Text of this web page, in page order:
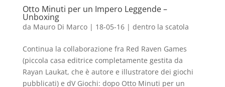
Otto Minuti per un Impero Leggende –
Unboxing
da Mauro Di Marco| 18-05-16| dentro la scatola
Continua la collaborazione fra Red Raven Games
(piccola casa editrice completamente gestita da
Rayan Laukat, che è autore e illustratore dei giochi
pubblicati) e dV Giochi: dopo Otto Minuti per un